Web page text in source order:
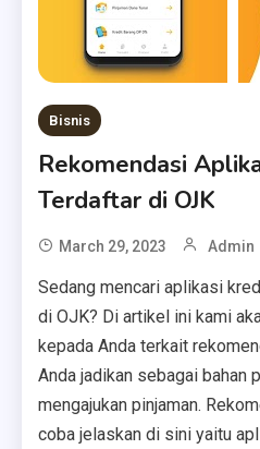
Bisnis
Rekomendasi
Terdaftar di OJK
March 29, 2023 Admin
Sedang mencari aplikasi
di OJK? Di artikel ini kami
kepada Anda terkait
Anda jadikan sebagai bahan
mengajukan pinjaman.
coba jelaskan di sini yaitu